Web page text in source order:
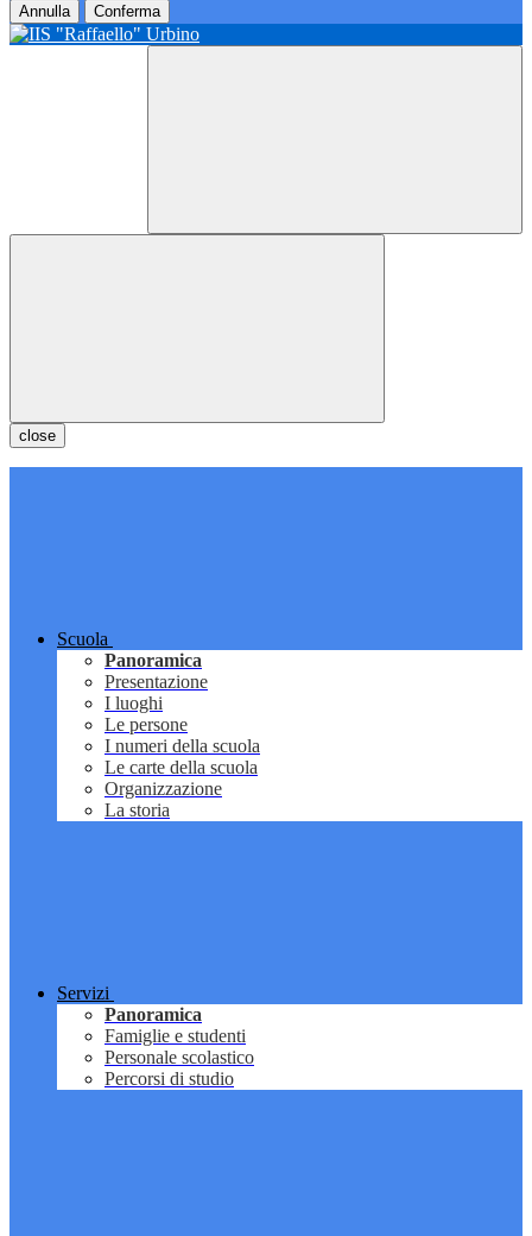
Annulla Conferma
close
Scuola
Panoramica
Presentazione
I luoghi
Le persone
I numeri della scuola
Le carte della scuola
Organizzazione
La storia
Servizi
Panoramica
Famiglie e studenti
Personale scolastico
Percorsi di studio